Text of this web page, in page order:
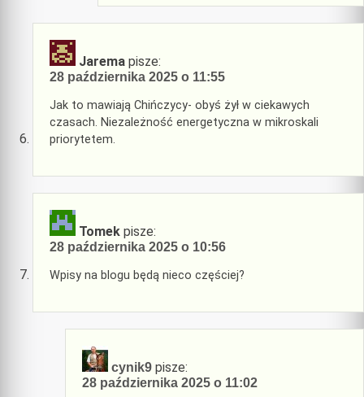
Jarema pisze:
28 października 2025 o 11:55
Jak to mawiają Chińczycy- obyś żył w ciekawych
czasach. Niezależność energetyczna w mikroskali
priorytetem.
Tomek pisze:
28 października 2025 o 10:56
Wpisy na blogu będą nieco częściej?
cynik9 pisze:
28 października 2025 o 11:02